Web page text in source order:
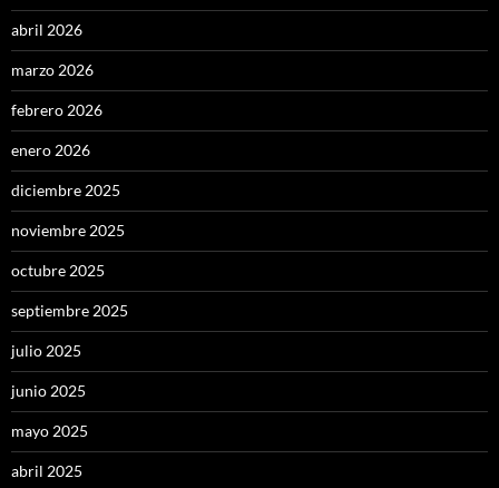
abril 2026
marzo 2026
febrero 2026
enero 2026
diciembre 2025
noviembre 2025
octubre 2025
septiembre 2025
julio 2025
junio 2025
mayo 2025
abril 2025